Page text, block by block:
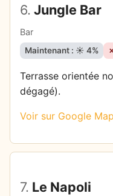
6. Jungle Bar
Bar
Maintenant : ☀️ 4%
Terrasse orientée
dégagé).
Voir sur Google
7. Le Napoli